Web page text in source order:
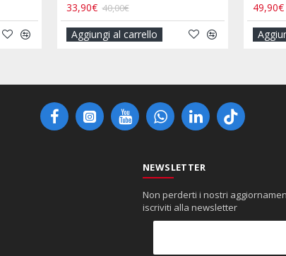
33,90€ 40,00€
Aggiungi al carrello
49,90€
NEWSLETTER
Non perderti i nostri
iscriviti alla newsletter